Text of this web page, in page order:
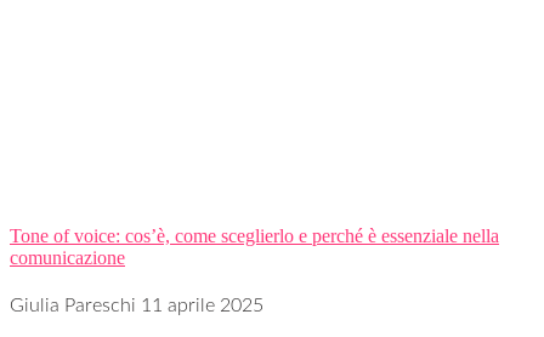
Tone of voice: cos’è, come sceglierlo e perché è essenziale nella
comunicazione
Giulia Pareschi 11 aprile 2025